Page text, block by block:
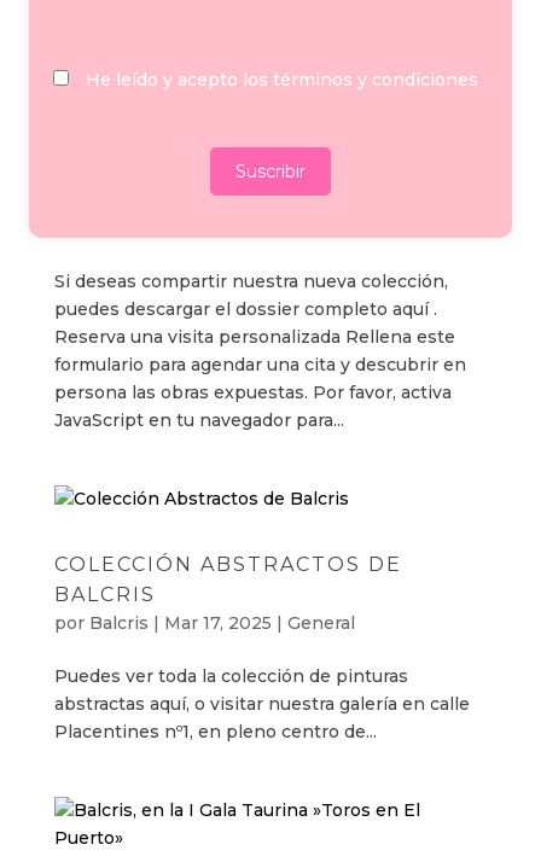
COLECCIÓN BALCRIS PICASSO
Si deseas compartir nuestra nueva colección,
puedes descargar el dossier completo aquí .
Reserva una visita personalizada Rellena este
formulario para agendar una cita y descubrir en
persona las obras expuestas. Por favor, activa
JavaScript en tu navegador para...
COLECCIÓN ABSTRACTOS DE
BALCRIS
por Balcris | Mar 17, 2025 | General
Puedes ver toda la colección de pinturas
abstractas aquí, o visitar nuestra galería en calle
Placentines nº1, en pleno centro de...
He leído y acepto los términos y condiciones